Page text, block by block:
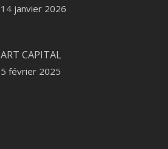
14 janvier 2026
ART CAPITAL
5 février 2025